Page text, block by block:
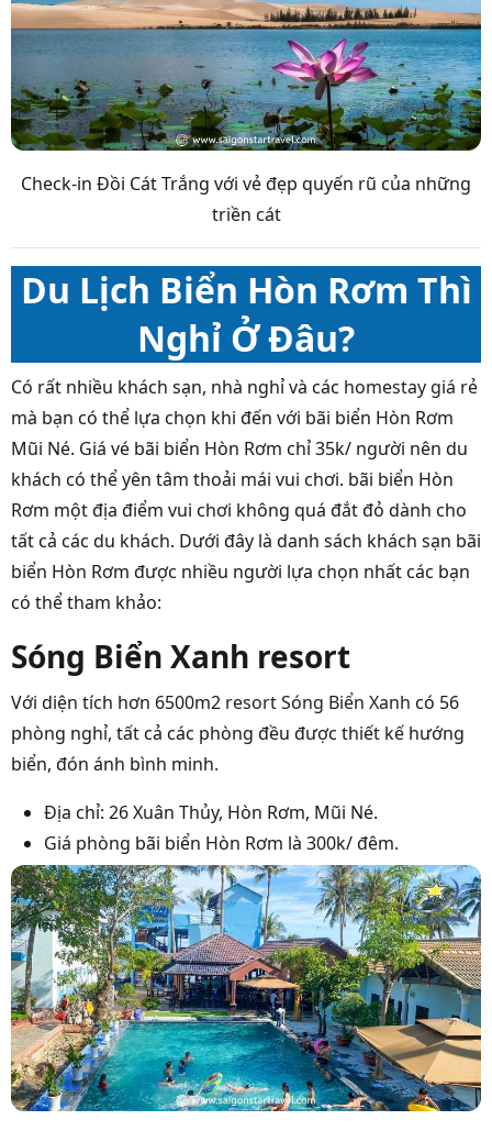
Check-in Đồi Cát Trắng với vẻ đẹp quyến rũ của những
triền cát
Du Lịch Biển Hòn Rơm Thì
Nghỉ Ở Đâu?
Có rất nhiều khách sạn, nhà nghỉ và các homestay giá rẻ
mà bạn có thể lựa chọn khi đến với bãi biển Hòn Rơm
Mũi Né. Giá vé bãi biển Hòn Rơm chỉ 35k/ người nên du
khách có thể yên tâm thoải mái vui chơi. bãi biển Hòn
Rơm một địa điểm vui chơi không quá đắt đỏ dành cho
tất cả các du khách. Dưới đây là danh sách khách sạn bãi
biển Hòn Rơm được nhiều người lựa chọn nhất các bạn
có thể tham khảo:
Sóng Biển Xanh resort
Với diện tích hơn 6500m2 resort Sóng Biển Xanh có 56
phòng nghỉ, tất cả các phòng đều được thiết kế hướng
biển, đón ánh bình minh.
Địa chỉ: 26 Xuân Thủy, Hòn Rơm, Mũi Né.
Giá phòng bãi biển Hòn Rơm là 300k/ đêm.